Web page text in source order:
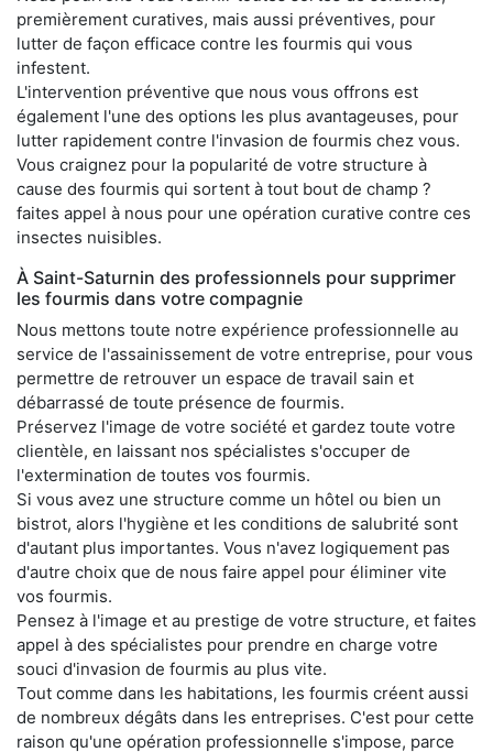
premièrement curatives, mais aussi préventives, pour
lutter de façon efficace contre les fourmis qui vous
infestent.
L'intervention préventive que nous vous offrons est
également l'une des options les plus avantageuses, pour
lutter rapidement contre l'invasion de fourmis chez vous.
Vous craignez pour la popularité de votre structure à
cause des fourmis qui sortent à tout bout de champ ?
faites appel à nous pour une opération curative contre ces
insectes nuisibles.
À Saint-Saturnin des professionnels pour supprimer
les fourmis dans votre compagnie
Nous mettons toute notre expérience professionnelle au
service de l'assainissement de votre entreprise, pour vous
permettre de retrouver un espace de travail sain et
débarrassé de toute présence de fourmis.
Préservez l'image de votre société et gardez toute votre
clientèle, en laissant nos spécialistes s'occuper de
l'extermination de toutes vos fourmis.
Si vous avez une structure comme un hôtel ou bien un
bistrot, alors l'hygiène et les conditions de salubrité sont
d'autant plus importantes. Vous n'avez logiquement pas
d'autre choix que de nous faire appel pour éliminer vite
vos fourmis.
Pensez à l'image et au prestige de votre structure, et faites
appel à des spécialistes pour prendre en charge votre
souci d'invasion de fourmis au plus vite.
Tout comme dans les habitations, les fourmis créent aussi
de nombreux dégâts dans les entreprises. C'est pour cette
raison qu'une opération professionnelle s'impose, parce